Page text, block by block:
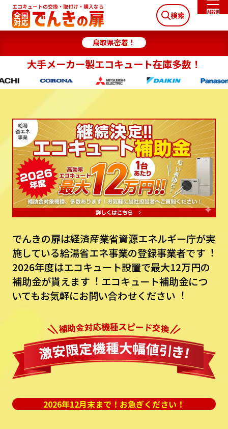
検索
鳥取県密着！
大手メーカー製エコキュート在庫多数！
でんきの扉は経済産業省資源エネルギー庁が実
施している給湯省エネ事業の登録事業者です︕
2026年度はエコキュート設置で最⼤12万円の
補助⾦が貰えます︕ エコキュート補助⾦につ
いてもお気軽にお問い合わせください︕
2026年12月末まで！お急ぎください！